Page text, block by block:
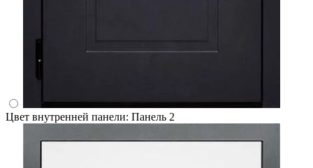
Цвет внутренней панели: Панель 2